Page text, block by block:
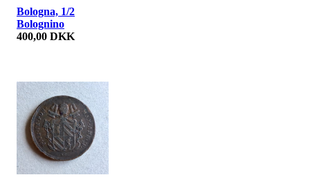
Bologna, 1/2
Bolognino
400,00 DKK